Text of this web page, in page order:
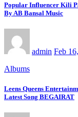
Popular Influencer Kili
By AB Bansal Music
admin Feb
Albums
Leens Queens
Latest Song BEGAIRAT